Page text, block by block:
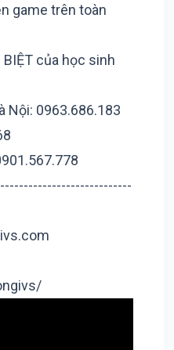
game trên toàn
của học sinh
Nội: 0963.686.183